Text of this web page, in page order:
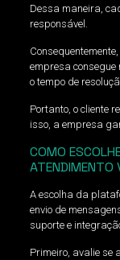
Dessa maneira,
responsável.
empresa
o tempo de
Portanto, o cliente
isso, a empresa
COMO
ATENDIMENTO
A escolha da
envio de
suporte e
Primeiro, avalie se